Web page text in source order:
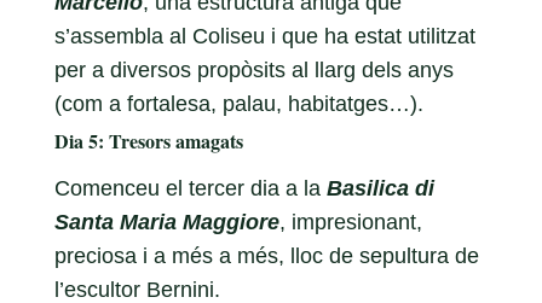
s’assembla al Coliseu i que ha estat utilitzat
per a diversos propòsits al llarg dels anys
(com a fortalesa, palau, habitatges…).
Dia 5: Tresors amagats
Comenceu el tercer dia a la Basilica di
Santa Maria Maggiore, impresionant,
preciosa i a més a més, lloc de sepultura de
l’escultor Bernini.